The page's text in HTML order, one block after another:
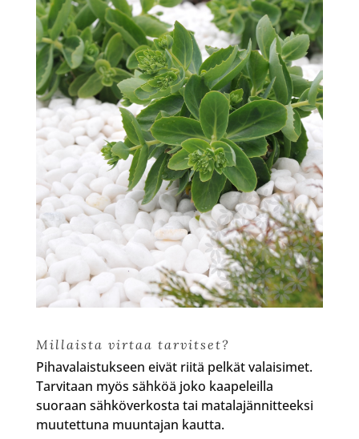
Millaista virtaa tarvitset?
Pihavalaistukseen eivät riitä pelkät valaisimet.
Tarvitaan myös sähköä joko kaapeleilla
suoraan sähköverkosta tai matalajännitteeksi
muutettuna muuntajan kautta.